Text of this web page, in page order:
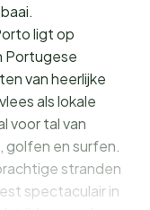
ligt op
Portugese
van heerlijke
als lokale
voor tal van
golfen en surfen.
stranden
spectaculair in